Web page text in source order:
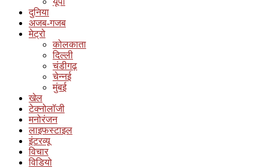
दुनिया
अजब-गजब
मेट्रो
कोलकाता
दिल्ली
चंडीगढ़
चेन्नई
मुंबई
खेल
टेक्नोलॉजी
मनोरंजन
लाइफस्टाइल
इंटरव्यू
विचार
विडियो